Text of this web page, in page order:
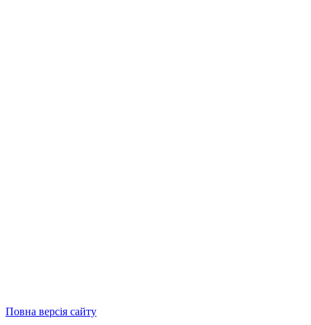
Повна версія сайту